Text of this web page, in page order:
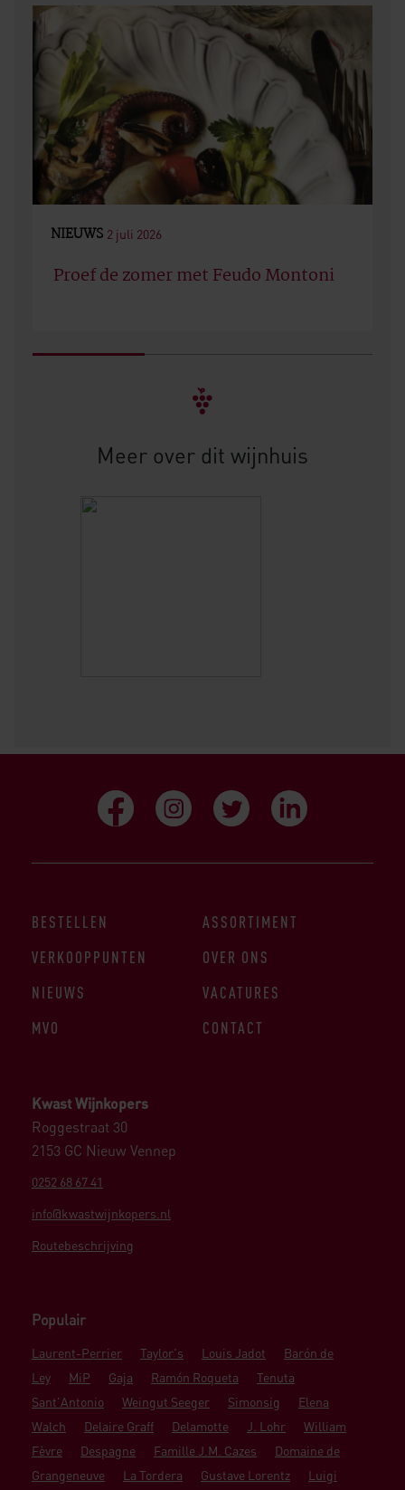
NIEUWS 2 juli 2026
Proef de zomer met Feudo Montoni
Meer over dit wijnhuis
Kwast Wijnkopers
Roggestraat 30
2153 GC Nieuw Vennep
0252 68 67 41
info@kwastwijnkopers.nl
Routebeschrijving
Populair
Laurent-Perrier Taylor's Louis Jadot
Barón de
Ley
MiP Gaja Ramón Roqueta
Tenuta
Sant'Antonio
Weingut Seeger Simonsig
Elena
Walch
Delaire Graff Delamotte J. Lohr
William
Fèvre
Despagne Famille J.M. Cazes
Domaine de
Grangeneuve
La Tordera Gustave Lorentz
Luigi
BESTELLEN
ASSORTIMENT
VERKOOPPUNTEN
OVER ONS
NIEUWS
VACATURES
MVO
CONTACT